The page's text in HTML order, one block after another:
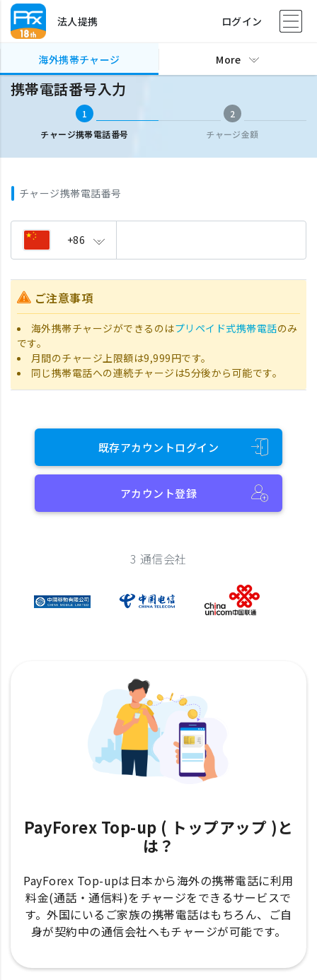
法人提携 ログイン
海外携帯チャージ More
海外携帯チャージ 携帯電話番号入力
携帯電話番号入力
1
チャージ携帯電話番号
2
チャージ金額
チャージ携帯電話番号
+86
ご注意事項
海外携帯チャージができるのはプリペイド式携帯電話のみ
です。
月間のチャージ上限額は9,999円です。
同じ携帯電話への連続チャージは5分後から可能です。
既存アカウントログイン
アカウント登録
3 通信会社
PayForex Top-up ( トップアップ )と
は？
PayForex Top-upは日本から海外の携帯電話に利用
料金(通話・通信料)をチャージをできるサービスで
す。外国にいるご家族の携帯電話はもちろん、ご自
身が契約中の通信会社へもチャージが可能です。